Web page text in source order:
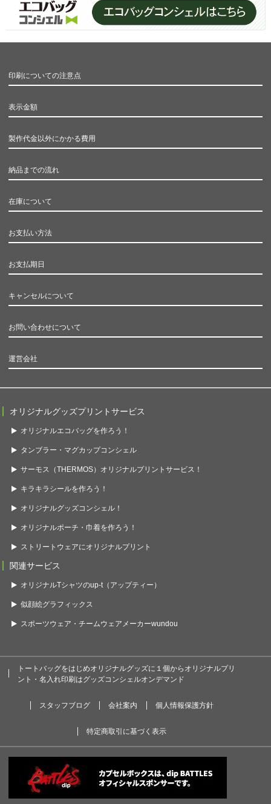
印刷についての注意点
表示金額
製作代金以外にかかる費用
納品までの流れ
在庫について
お支払い方法
お支払期日
キャンセルについて
お問い合わせについて
運営会社
オリジナルグッズプリントサービス
オリジナルエコバッグを作ろう！
タンブラー・マグカップコンシェル
サーモス（THERMOS）オリジナルプリントサービス！
キラキラシールを作ろう！
オリジナルグッズコンシェル！
オリジナルポーチ・巾着を作ろう！
ストリートウェアにオリジナルプリント
関連サービス
オリジナルTシャツのup-t（アップティー）
似顔絵グラフィックス
スポーツウェア・チームウェアメーカーwundou
トートバッグをはじめオリジナルグッズに１個からオリジナルプリ
ント・名入れ印刷はグッズコンシェルオンデマンド
スタッフブログ 会社案内 個人情報保護方針
特定商取引に基づく表示